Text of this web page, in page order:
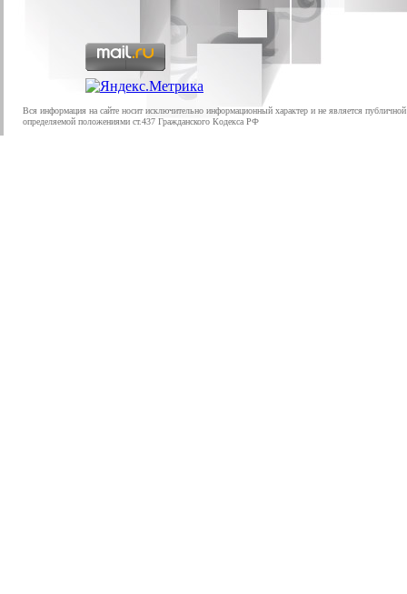
Вся информация на сайте носит исключительно информационный характер и не является
определяемой положениями ст.437 Гражданского Кодекса РФ